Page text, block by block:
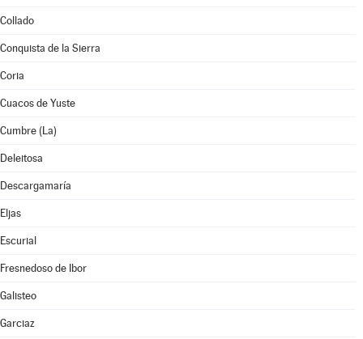
Collado
Conquista de la Sierra
Coria
Cuacos de Yuste
Cumbre (La)
Deleitosa
Descargamaría
Eljas
Escurial
Fresnedoso de Ibor
Galisteo
Garciaz